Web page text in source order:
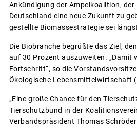
Ankündigung der Ampelkoalition, der
Deutschland eine neue Zukunft zu
gestellte Biomassestrategie sei
Die Biobranche begrüßte das Ziel,
auf 30 Prozent auszuweiten. „Damit
Fortschritt“, so die
Ökologische Lebensmittelwirtschaft
„Eine große Chance für den
Tierschutzbund in der
Verbandspräsident Thomas